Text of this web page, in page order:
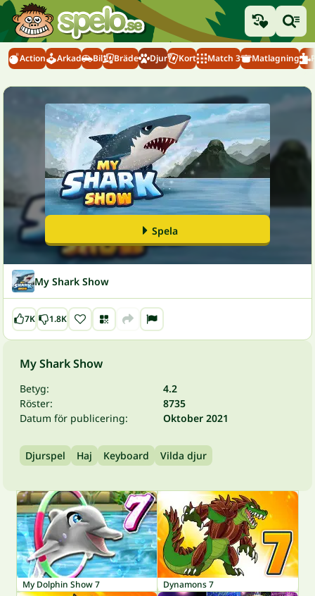
Action Arkad Bil Bräde Djur Kort Match 3 Matlagning
Spela
My Shark Show
7K 1.8K
My Shark Show
Betyg:
4.2
Röster:
8735
Datum för publicering:
Oktober 2021
Djurspel Haj Keyboard Vilda djur
My Dolphin Show 7 Dynamons 7